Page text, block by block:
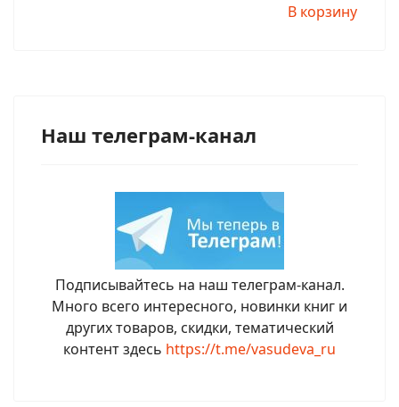
В корзину
Наш телеграм-канал
Подписывайтесь на наш телеграм-канал.
Много всего интересного, новинки книг и
других товаров, скидки, тематический
контент здесь https://t.me/vasudeva_ru